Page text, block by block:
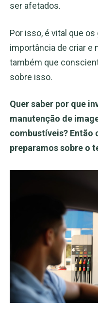
ser afetados.
Por isso, é vital que
importância de criar e
também que
sobre isso.
Quer saber por que
manutenção de
combustíveis? Então
preparamos sobre o